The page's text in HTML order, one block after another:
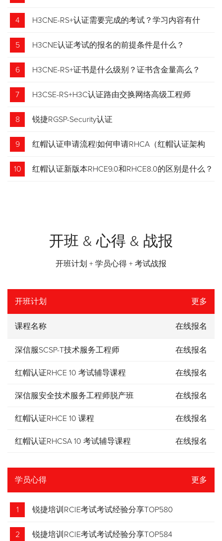
4 H3CNE-RS+认证需要完成的考试？学习内容有什
么？
5 H3CNE认证考试的报名的前提条件是什么？
6 H3CNE-RS+证书是什么级别？证书含金量高么？
7 H3CSE-RS+H3C认证路由交换网络高级工程师
8 锐捷RGSP-Security认证
9 红帽认证申请流程|如何申请RHCA（红帽认证架构
师）证书？申请步骤请收藏！
10 红帽认证新版本RHCE9.0和RHCE8.0的区别是什么？
开班 & 心得 & 战报
开班计划 + 学员心得 + 考试战报
开班计划 更多
课程名称 在线报名
深信服SCSP-T技术服务工程师 在线报名
红帽认证RHCE 10 考试辅导课程 在线报名
深信服安全技术服务工程师脱产班 在线报名
红帽认证RHCE 10 课程 在线报名
红帽认证RHCSA 10 考试辅导课程 在线报名
学员心得 更多
1 锐捷培训RCIE考试考试经验分享TOP580
2 锐捷培训RCIE考试考试经验分享TOP584